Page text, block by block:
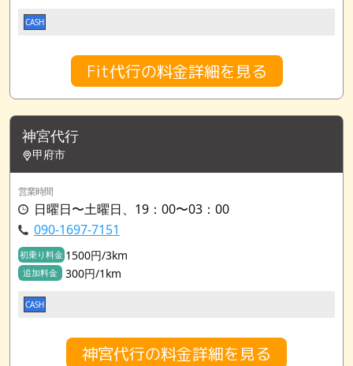
CASH
Fit代行の料金詳細を見る
神宮代行
甲府市
営業時間
日曜日〜土曜日、19：00〜03：00
090-1697-7151
初乗り料金 1500円/3km
追加料金 300円/1km
CASH
神宮代行の料金詳細を見る